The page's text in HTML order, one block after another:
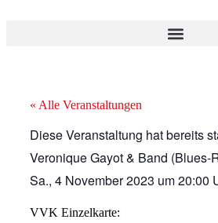
« Alle Veranstaltungen
Diese Veranstaltung hat bereits
Veronique Gayot & Band (Blues-
Sa., 4 November 2023 um20:00
VVK Einzelkarte: